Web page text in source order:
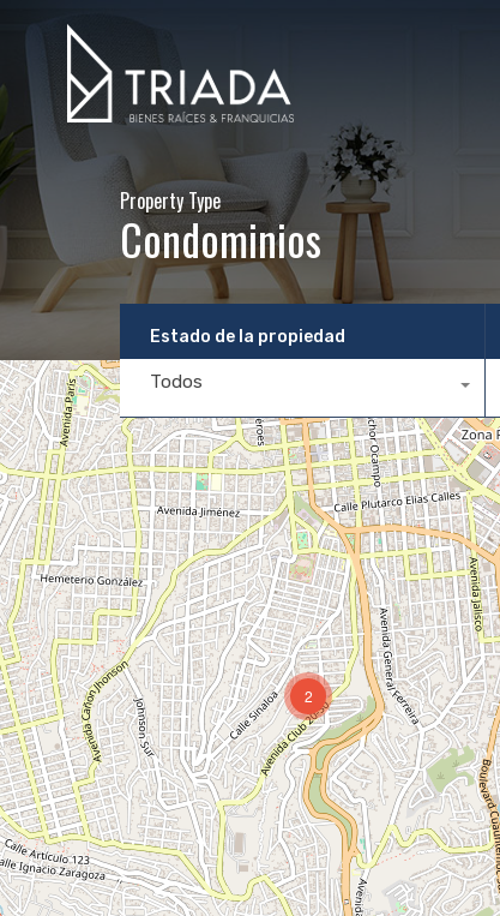
Property Type
Condominios
Estado de la propiedad
Todos
2